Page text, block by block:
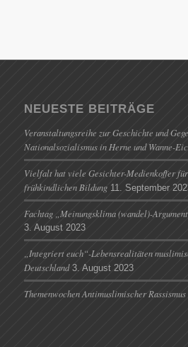
NEUESTE BEITRÄGE
Veranstaltungsreihe zur Geschichte und
Nationalsozialismus in Herne und Wanne-
Vielfalt hat viele Gesichter-Medienkoffer
frühkindlichen Bildung 11. September
Fachtag „Meinungsklima (wandel)-
3. August 2023
„Integriert euch“-Lebensrealitäten
Deutschland 3. August 2023
Themenwochen Antimuslimischer Rassismus